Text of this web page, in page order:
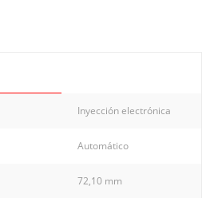
Inyección electrónica
Automático
72,10 mm